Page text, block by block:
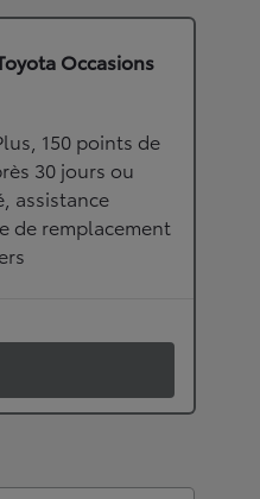
Occasions
150 points de
30 jours ou
assistance
de remplacement